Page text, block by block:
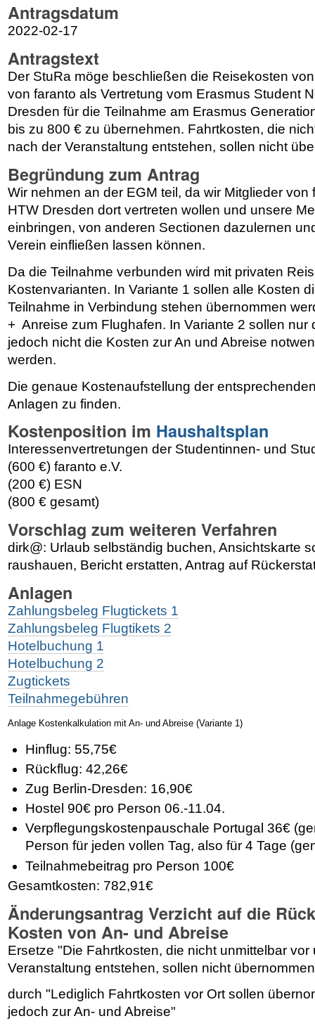
Antragsdatum
2022-02-17
Antragstext
Der StuRa möge beschließen die Reisekosten
von faranto als Vertretung vom Erasmus Student
Dresden für die Teilnahme am Erasmus
bis zu 800 € zu übernehmen. Fahrtkosten, die
nach der Veranstaltung entstehen, sollen nicht
Begründung zum Antrag
Wir nehmen an der EGM teil, da wir Mitglieder von
HTW Dresden dort vertreten wollen und unsere
einbringen, von anderen Sectionen dazulernen
Verein einfließen lassen können.
Da die Teilnahme verbunden wird mit privaten
Kostenvarianten. In Variante 1 sollen alle Kosten
Teilnahme in Verbindung stehen übernommen
+ Anreise zum Flughafen. In Variante 2 sollen nur
jedoch nicht die Kosten zur An und Abreise
werden.
Die genaue Kostenaufstellung der
Anlagen zu finden.
Kostenposition im Haushaltsplan
Interessenvertretungen der Studentinnen- und
(600 €) faranto e.V.
(200 €) ESN
(800 € gesamt)
Vorschlag zum weiteren Verfahren
dirk@: Urlaub selbständig buchen, Ansichtskarte
raushauen, Bericht erstatten, Antrag auf
Anlagen
Zahlungsbeleg Flugtickets 1
Zahlungsbeleg Flugtikets 2
Hotelbuchung 1
Hotelbuchung 2
Zugtickets
Teilnahmegebühren
Anlage Kostenkalkulation mit An- und Abreise (Variante 1 )
Hinflug: 55,75€
Rückflug: 42,26€
Zug Berlin-Dresden: 16,90€
Hostel 90€ pro Person 06.-11.04.
Verpflegungskostenpauschale Portugal 36€
Person für jeden vollen Tag, also für 4 Tage
Teilnahmebeitrag pro Person 100€
Gesamtkosten: 782,91€
Änderungsantrag Verzicht auf die
Kosten von An- und Abreise
Ersetze "Die Fahrtkosten, die nicht unmittelbar vor
Veranstaltung entstehen, sollen nicht
durch "Lediglich Fahrtkosten vor Ort sollen
jedoch zur An- und Abreise"